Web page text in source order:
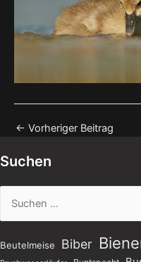
← Vorheriger Beitrag
Suchen
nach:
Beutelmeise Biber